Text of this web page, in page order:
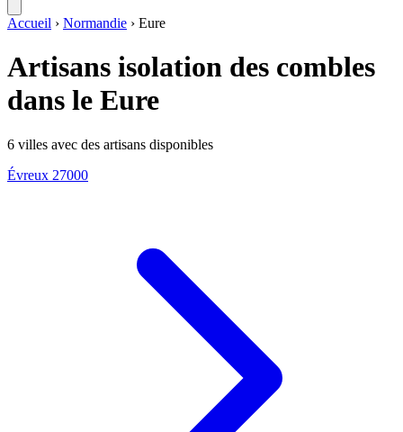
Accueil › Normandie › Eure
Artisans isolation des combles
dans le Eure
6 villes avec des artisans disponibles
Évreux 27000